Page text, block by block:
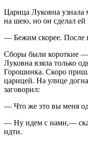
Царица Луковна узнала
на шею, но он сделал ей
— Бежим скорее. После
Сборы были короткие
Луковна взяла только
Горошинка. Скоро
царицей. На улице
заговорил:
— Что же это вы меня
— Ну идем с нами,—
идти.